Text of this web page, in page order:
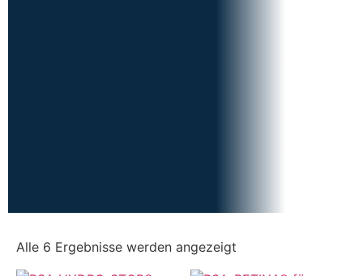
Alle 6 Ergebnisse werden angezeigt